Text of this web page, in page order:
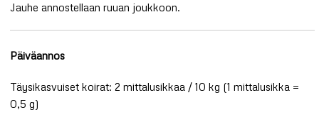
Jauhe annostellaan ruuan joukkoon.
Päiväannos
Täysikasvuiset koirat: 2 mittalusikkaa / 10 kg (1 mittalusikka =
0,5 g)